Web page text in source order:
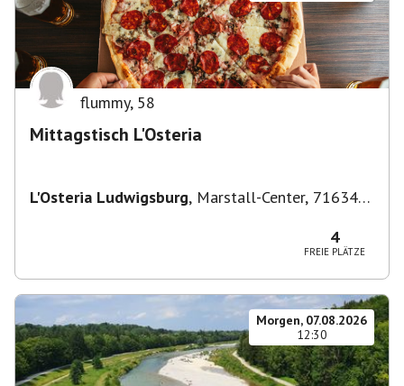
flummy, 58
Mittagstisch L'Osteria
L'Osteria Ludwigsburg, Marstall-Center, 71634
4
FREIE PLÄTZE
Morgen, 07.08.2026
12:30